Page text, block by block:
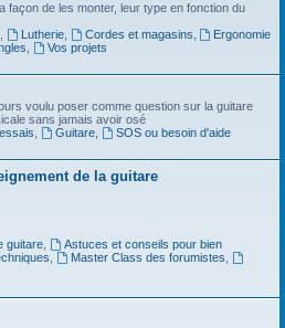
façon de les monter, leur type en fonction du
Lutherie, Cordes et magasins
Ergonomie
Vos projets
voulu poser comme question sur la guitare
sans jamais avoir osé
Guitare,
SOS ou besoin d'aide
de la guitare
guitare,
Astuces et conseils pour bien
Master Class des forumistes